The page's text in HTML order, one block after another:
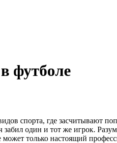
футболе
один и тот же игрок.
только настоящий